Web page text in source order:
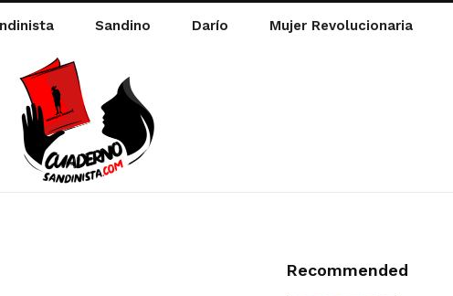
Sandino Darío Mujer Revolucionaria
Recommended